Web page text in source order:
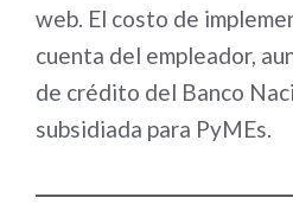
web. El costo de
cuenta del empleador,
de crédito del Banco
subsidiada para PyMEs.